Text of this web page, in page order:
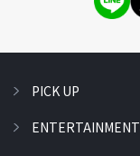
PICK UP
ENTERTAINMENT